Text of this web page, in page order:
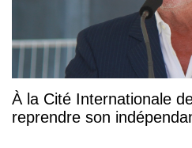
À la Cité Internationale
reprendre son